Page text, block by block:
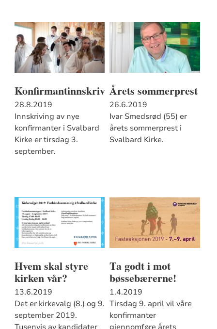
Konfirmantinnskriving
28.8.2019
Innskriving av nye
konfirmanter i Svalbard
Kirke er tirsdag 3.
september.
Årets sommerprest
26.6.2019
Ivar Smedsrød (55) er
årets sommerprest i
Svalbard Kirke.
Hvem skal styre
kirken vår?
13.6.2019
Det er kirkevalg (8.) og 9.
september 2019.
Ta godt i mot
bøssebærerne!
1.4.2019
Tirsdag 9. april vil våre
konfirmanter